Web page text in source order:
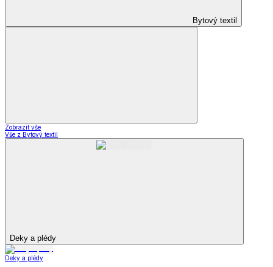
Bytový textil
Zobrazit vše
Vše z Bytový textil
Deky a plédy
Deky a plédy